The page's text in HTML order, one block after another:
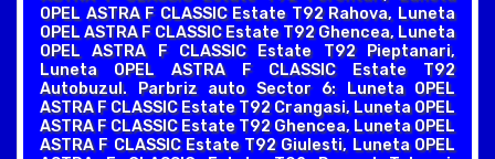
OPEL ASTRA F CLASSIC Estate T92 Rahova, Luneta
OPEL ASTRA F CLASSIC Estate T92 Ghencea, Luneta
OPEL ASTRA F CLASSIC Estate T92 Pieptanari,
Luneta OPEL ASTRA F CLASSIC Estate T92
Autobuzul. Parbriz auto Sector 6: Luneta OPEL
ASTRA F CLASSIC Estate T92 Crangasi, Luneta OPEL
ASTRA F CLASSIC Estate T92 Ghencea, Luneta OPEL
ASTRA F CLASSIC Estate T92 Giulesti, Luneta OPEL